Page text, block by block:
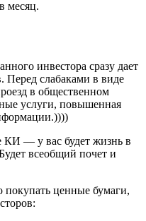
месяц.
инвестора сразу дает
слабаками в виде
в общественном
услуги, повышенная
КИ — у вас будет жизнь в
всеобщий почет и
покупать ценные бумаги,